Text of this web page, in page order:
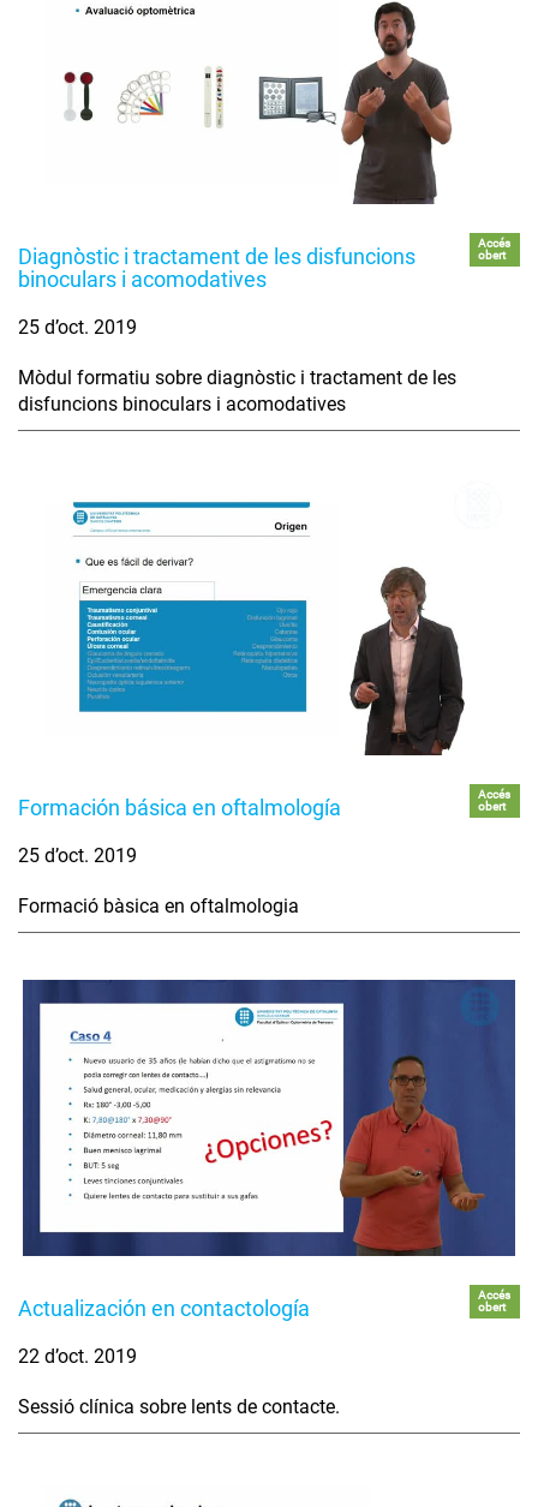
Diagnòstic i tractament de les disfuncions
binoculars i acomodatives
Accés
obert
25 d’oct. 2019
Mòdul formatiu sobre diagnòstic i tractament de les
disfuncions binoculars i acomodatives
Formación básica en oftalmología
Accés
obert
25 d’oct. 2019
Formació bàsica en oftalmologia
Actualización en contactología
Accés
obert
22 d’oct. 2019
Sessió clínica sobre lents de contacte.